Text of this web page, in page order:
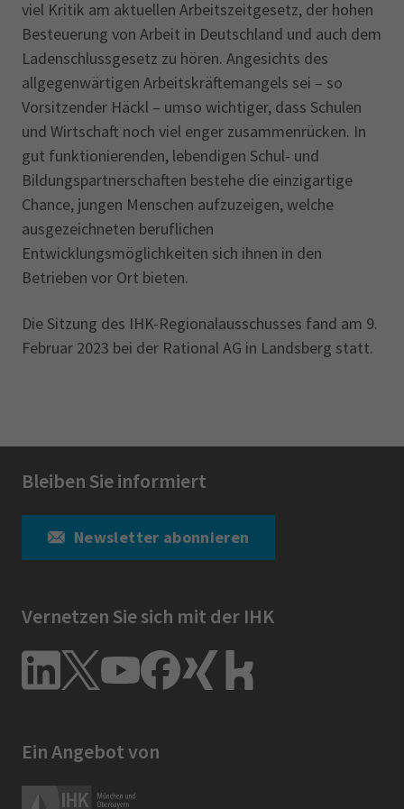
viel Kritik am aktuellen Arbeitszeitgesetz, der hohen
Besteuerung von Arbeit in Deutschland und auch dem
Ladenschlussgesetz zu hören. Angesichts des
allgegenwärtigen Arbeitskräftemangels sei – so
Vorsitzender Häckl – umso wichtiger, dass Schulen
und Wirtschaft noch viel enger zusammenrücken. In
gut funktionie­renden, lebendigen Schul- und
Bildungspartnerschaften bestehe die einzigartige
Chance, jungen Menschen aufzuzeigen, welche
ausgezeichneten beruflichen
Entwicklungsmöglichkeiten sich ihnen in den
Betrieben vor Ort bieten.
Die Sitzung des IHK-Regionalausschusses fand am 9.
Februar 2023 bei der Rational AG in Landsberg statt.
Bleiben Sie informiert
Newsletter abonnieren
Vernetzen Sie sich mit der IHK
Ein Angebot von